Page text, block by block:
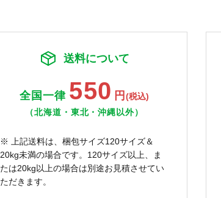
送料について
全国一律 550 円 (税込)
（北海道・東北・沖縄以外）
※ 上記送料は、梱包サイズ120サイズ＆
20kg未満の場合です。120サイズ以上、ま
たは20kg以上の場合は別途お見積させてい
ただきます。